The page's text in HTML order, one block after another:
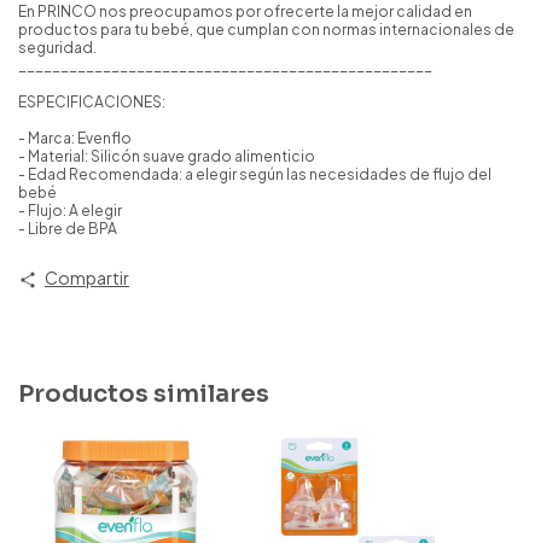
En PRINCO nos preocupamos por ofrecerte la mejor calidad en
productos para tu bebé, que cumplan con normas internacionales de
seguridad.
ESPECIFICACIONES:
- Marca: Evenflo
- Material: Silicón suave grado alimenticio
- Edad Recomendada: a elegir según las necesidades de flujo del
bebé
- Flujo: A elegir
- Libre de BPA
Compartir
Productos similares